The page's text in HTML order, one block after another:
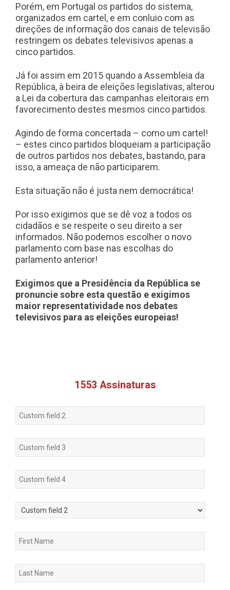
Porém, em Portugal os partidos do sistema,
organizados em cartel, e em conluio com as
direções de informação dos canais de televisão
restringem os debates televisivos apenas a
cinco partidos.
Já foi assim em 2015 quando a Assembleia da
República, à beira de eleições legislativas, alterou
a Lei da cobertura das campanhas eleitorais em
favorecimento destes mesmos cinco partidos.
Agindo de forma concertada – como um cartel!
– estes cinco partidos bloqueiam a participação
de outros partidos nos debates, bastando, para
isso, a ameaça de não participarem.
Esta situação não é justa nem democrática!
Por isso exigimos que se dê voz a todos os
cidadãos e se respeite o seu direito a ser
informados. Não podemos escolher o novo
parlamento com base nas escolhas do
parlamento anterior!
Exigimos que a Presidência da República se
pronuncie sobre esta questão e exigimos
maior representatividade nos debates
televisivos para as eleições europeias!
1553